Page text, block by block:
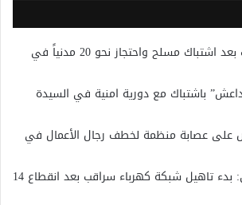
القبض على مطلوب بعد اشتباك مسلح واحتجاز نحو 20 مدنياً في
باشتباك مع دورية امنية في السيدة
على عصابة منظمة لخطف رجال الأعمال في
وزير الطاقة السوري: بدء تاهيل شبكة كهرباء سراقب بعد انقطاع 14